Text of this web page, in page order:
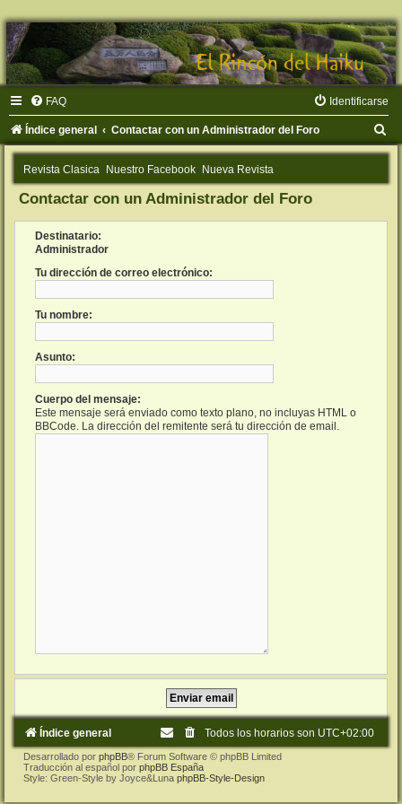
FAQ Identificarse
Índice general Contactar con un Administrador del Foro
u
Revista Clasica Nuestro Facebook Nueva Revista
Contactar con un Administrador del Foro
Destinatario:
Administrador
Tu dirección de correo electrónico:
Tu nombre:
Asunto:
Cuerpo del mensaje:
Este mensaje será enviado como texto plano, no incluyas HTML o
BBCode. La dirección del remitente será tu dirección de email.
Índice general Todos los horarios son UTC+02:00
Desarrollado por phpBB® Forum Software © phpBB Limited
Traducción al español por phpBB España
Style: Green-Style by Joyce&Luna phpBB-Style-Design